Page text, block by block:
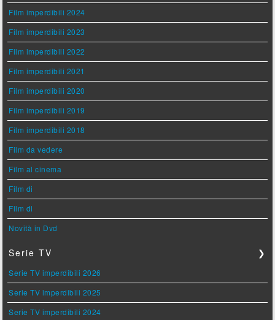
Film imperdibili 2024
Film imperdibili 2023
Film imperdibili 2022
Film imperdibili 2021
Film imperdibili 2020
Film imperdibili 2019
Film imperdibili 2018
Film da vedere
Film al cinema
Film di
Film di
Novità in Dvd
Serie TV ❯
Serie TV imperdibili 2026
Serie TV imperdibili 2025
Serie TV imperdibili 2024